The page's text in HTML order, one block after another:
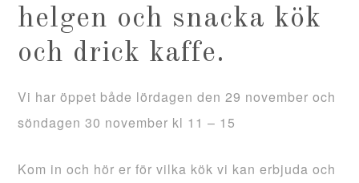
helgen och snacka kök
och drick kaffe.
Vi har öppet både lördagen den 29 november och
söndagen 30 november kl 11 – 15
Kom in och hör er för vilka kök vi kan erbjuda och